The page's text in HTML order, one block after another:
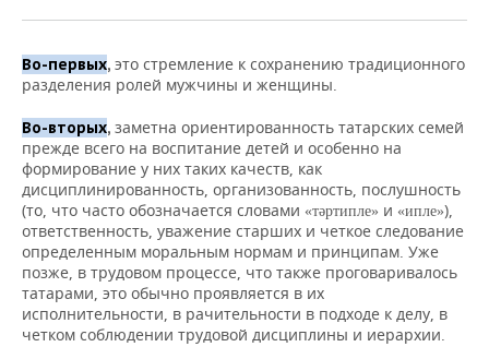
Во-первых, это стремление к сохранению традиционного
разделения ролей мужчины и женщины.
Во-вторых, заметна ориентированность татарских семей
прежде всего на воспитание детей и особенно на
формирование у них таких качеств, как
дисциплинированность, организованность, послушность
(то, что часто обозначается словами «тәртипле» и «ипле»),
ответственность, уважение старших и четкое следование
определенным моральным нормам и принципам. Уже
позже, в трудовом процессе, что также проговаривалось
татарами, это обычно проявляется в их
исполнительности, в рачительности в подходе к делу, в
четком соблюдении трудовой дисциплины и иерархии.